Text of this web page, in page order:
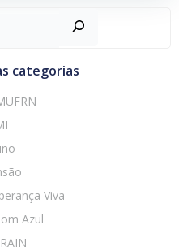
categorias
Viva
Azul